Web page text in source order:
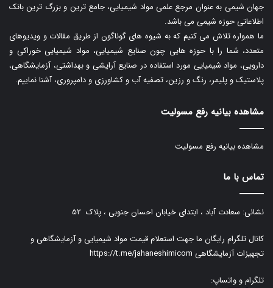
جهان شیمی به عنوان مرجع علمی مواد شیمیایی، جامع ترین و بزرگ ترین بانک
اطلاعاتی حوزه شیمی می باشد.
ما همواره تلاش می کنیم که به شیوه های گوناگون از طریق مقالات و ویدیوهای
متعدد، شما را با حوزه هایی چون صنایع شیمیایی، مواد شیمیایی خوراکی و
دارویی، مواد شیمیایی مورد استفاده در صنایع آرایشی و بهداشتی، آزمایشگاهی،
پلاستیک و پلیمر، رنگ و رزین، تصفیه آب و کشاورزی و دامپروری، آشنا نماییم.
مشاهده بیانیه رفع مسولیت
مشاهده بیانیه رفع مسولیت
تماس با ما
نشانی: سعادت آباد ، ابتدای خیابان احسان جنوبی ، پلاک ۵۲
کانال تلگرام رایگان ما جهت استعلام قیمت مواد شیمیایی و آزمایشگاهی و
تجهیزات آزمایشگاهی https://t.me/jahaneshimicom
تلگرام و واتساپ: